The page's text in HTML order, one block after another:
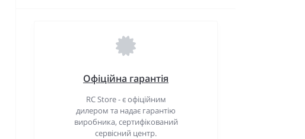
Офіційна гарантія
RC Store - є офіційним
дилером та надає гарантію
виробника, сертифікований
сервісний центр.